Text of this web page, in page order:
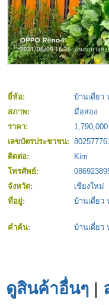
ยี่ห้อ: บ้านเดี่ยว
สภาพ:
มือสอง
ราคา:
เลขบัตรประชาชน:
ติดต่อ:
Kim
โทรศัพย์:
จังหวัด:
เชียงใหม่
ที่อยู่:
บ้านเดี่ยว
คำค้น: บ้านเดี่ยว
ดูสินค้าอื่นๆ |